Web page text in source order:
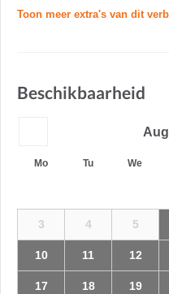
Toon meer extra's van dit
Beschikbaarheid
Mo Tu We
3 4 5
10 11 12
17 18 19